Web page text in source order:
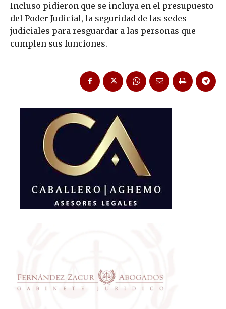
Incluso pidieron que se incluya en el presupuesto
del Poder Judicial, la seguridad de las sedes
judiciales para resguardar a las personas que
cumplen sus funciones.